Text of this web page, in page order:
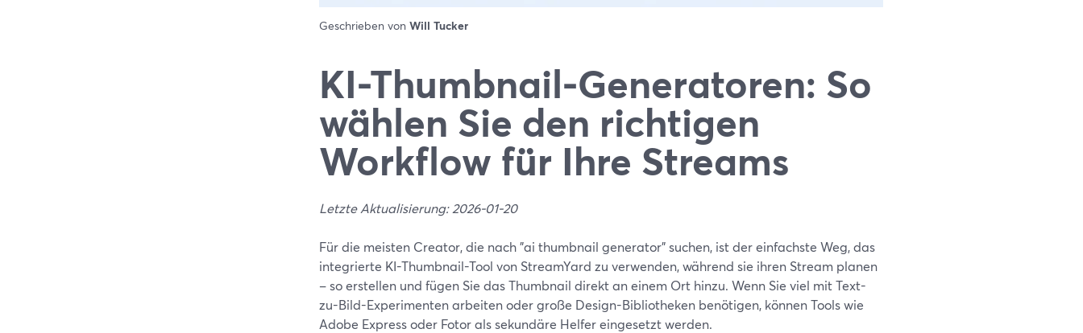
Geschrieben von Will Tucker
KI-Thumbnail-Generatoren: So
wählen Sie den richtigen
Workflow für Ihre Streams
Letzte Aktualisierung: 2026-01-20
Für die meisten Creator, die nach "ai thumbnail generator" suchen, ist der einfachste Weg, das
integrierte KI-Thumbnail-Tool von StreamYard zu verwenden, während sie ihren Stream planen
– so erstellen und fügen Sie das Thumbnail direkt an einem Ort hinzu. Wenn Sie viel mit Text-
zu-Bild-Experimenten arbeiten oder große Design-Bibliotheken benötigen, können Tools wie
Adobe Express oder Fotor als sekundäre Helfer eingesetzt werden.